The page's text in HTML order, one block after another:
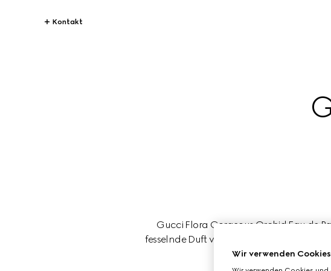
Kontakt
Gucci Flora Gorgeous Orchid Eau de
fesselnde Duft verkörpert perfekt die
Wir verwenden Cookies